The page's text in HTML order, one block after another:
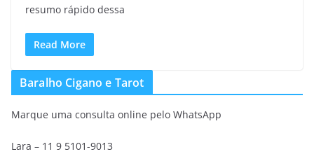
resumo rápido dessa
Read More
Baralho Cigano e Tarot
Marque uma consulta online pelo WhatsApp
Lara – 11 9 5101-9013